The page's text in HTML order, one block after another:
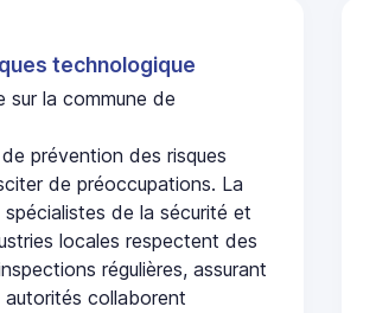
technologique
sur la commune de
prévention des risques
de préoccupations. La
de la sécurité et
locales respectent des
régulières, assurant
autorités collaborent